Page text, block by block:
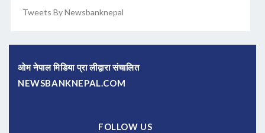
Tweets By Newsbanknepal
ओम नेपाल मिडिया प्रा लीद्वारा संचालित
NEWSBANKNEPAL.COM
FOLLOW US